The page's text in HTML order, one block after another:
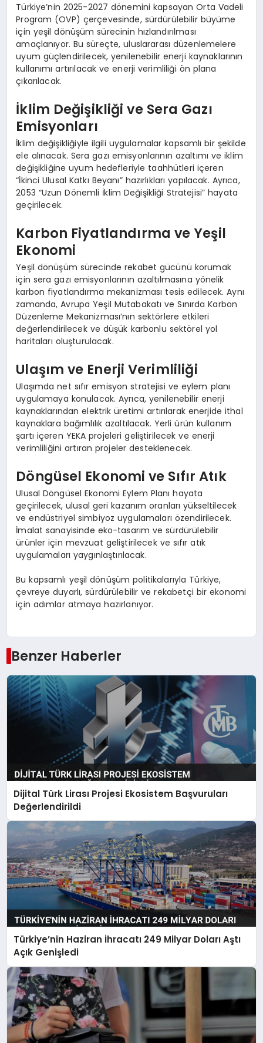
Türkiye’nin 2025-2027 dönemini kapsayan Orta Vadeli
Program (OVP) çerçevesinde, sürdürülebilir büyüme
için yeşil dönüşüm sürecinin hızlandırılması
amaçlanıyor. Bu süreçte, uluslararası düzenlemelere
uyum güçlendirilecek, yenilenebilir enerji kaynaklarının
kullanımı artırılacak ve enerji verimliliği ön plana
çıkarılacak.
İklim Değişikliği ve Sera Gazı
Emisyonları
İklim değişikliğiyle ilgili uygulamalar kapsamlı bir şekilde
ele alınacak. Sera gazı emisyonlarının azaltımı ve iklim
değişikliğine uyum hedefleriyle taahhütleri içeren
“İkinci Ulusal Katkı Beyanı” hazırlıkları yapılacak. Ayrıca,
2053 “Uzun Dönemli İklim Değişikliği Stratejisi” hayata
geçirilecek.
Karbon Fiyatlandırma ve Yeşil
Ekonomi
Yeşil dönüşüm sürecinde rekabet gücünü korumak
için sera gazı emisyonlarının azaltılmasına yönelik
karbon fiyatlandırma mekanizması tesis edilecek. Aynı
zamanda, Avrupa Yeşil Mutabakatı ve Sınırda Karbon
Düzenleme Mekanizması’nın sektörlere etkileri
değerlendirilecek ve düşük karbonlu sektörel yol
haritaları oluşturulacak.
Ulaşım ve Enerji Verimliliği
Ulaşımda net sıfır emisyon stratejisi ve eylem planı
uygulamaya konulacak. Ayrıca, yenilenebilir enerji
kaynaklarından elektrik üretimi artırılarak enerjide ithal
kaynaklara bağımlılık azaltılacak. Yerli ürün kullanım
şartı içeren YEKA projeleri geliştirilecek ve enerji
verimliliğini artıran projeler desteklenecek.
Döngüsel Ekonomi ve Sıfır Atık
Ulusal Döngüsel Ekonomi Eylem Planı hayata
geçirilecek, ulusal geri kazanım oranları yükseltilecek
ve endüstriyel simbiyoz uygulamaları özendirilecek.
İmalat sanayisinde eko-tasarım ve sürdürülebilir
ürünler için mevzuat geliştirilecek ve sıfır atık
uygulamaları yaygınlaştırılacak.
Bu kapsamlı yeşil dönüşüm politikalarıyla Türkiye,
çevreye duyarlı, sürdürülebilir ve rekabetçi bir ekonomi
için adımlar atmaya hazırlanıyor.
Benzer Haberler
Dijital Türk Lirası Projesi Ekosistem Başvuruları
Değerlendirildi
Türkiye’nin Haziran İhracatı 249 Milyar Doları Aştı
Açık Genişledi